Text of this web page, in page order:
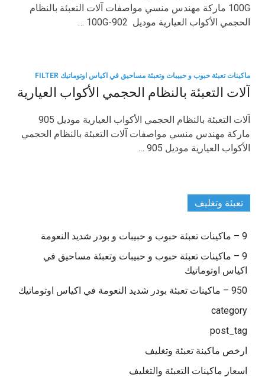
100G ماركة مهندس منسي مواصفات آلات التعبئة بالنظام
الحجمي الأكواب العيارية موديل 902-100G …
ماكينات تعبئة حبوب و حبيبات وتعبئة مساحيق في اكياس اوتوماتيك FILTER
آلات التعبئة بالنظام الحجمي الأكواب العيارية
آلات التعبئة بالنظام الحجمي الأكواب العيارية موديل 905
ماركة مهندس منسي مواصفات آلات التعبئة بالنظام الحجمي
الأكواب العيارية موديل 905 …
تعبئة وتغليف
9 – ماكينات تعبئة حبوب و حبيبات و بودر شديد النعومة
9 – ماكينات تعبئة حبوب و حبيبات وتعبئة مساحيق في
اكياس اوتوماتيك
950 – ماكينات تعبئة بودر شديد النعومة في اكياس اوتوماتيك
category
post_tag
ارخص ماكينة تعبئة وتغليف
اسعار ماكينات التعبئة والتغليف